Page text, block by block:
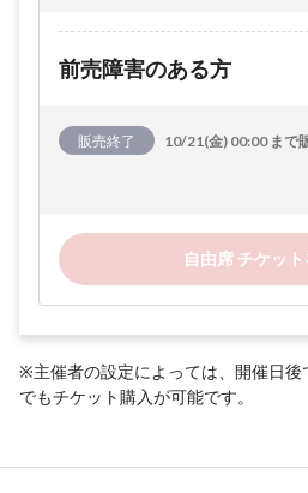
前売障害のある方
販売終了 10/21(金) 00:00 まで
自由席 チケッ
※主催者の設定によっては、開催日後
でもチケット購入が可能です。